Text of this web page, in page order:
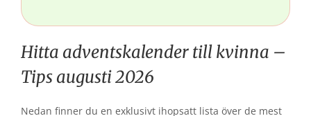
Hitta adventskalender till kvinna –
Tips augusti 2026
Nedan finner du en exklusivt ihopsatt lista över de mest